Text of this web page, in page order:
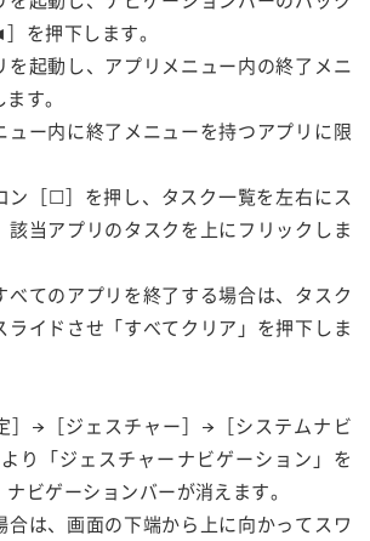
を押下します。
を起動し、アプリメニュー内の終了メニ
す。
ュー内に終了メニューを持つアプリに限
ン［☐］を押し、タスク一覧を左右にス
該当アプリのタスクを上にフリックしま
べてのアプリを終了する場合は、タスク
ライドさせ「すべてクリア」を押下しま
］→［ジェスチャー］→［システムナビ
り「ジェスチャーナビゲーション」を
ビゲーションバーが消えます。
合は、画面の下端から上に向かってスワ